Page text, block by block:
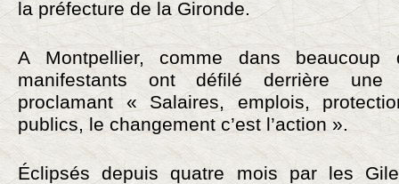
la préfecture de la Gironde.
A Montpellier, comme dans beaucoup
manifestants ont défilé derrière une
proclamant « Salaires, emplois,
publics, le changement c’est l’action ».
Éclipsés depuis quatre mois par les